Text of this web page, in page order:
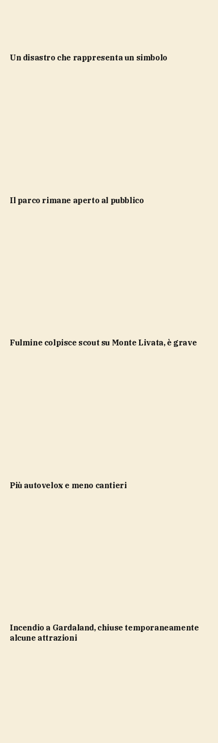
Un disastro che rappresenta un simbolo
Il parco rimane aperto al pubblico
Fulmine colpisce scout su Monte Livata, è grave
più autovelox e meno cantieri
Incendio a Gardaland, chiuse temporaneamente
alcune attrazioni